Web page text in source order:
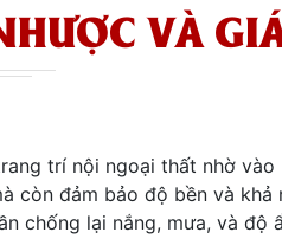
VÀ
trí nội ngoại thất nhờ
còn đảm bảo độ bền và
chống lại nắng, mưa, và độ